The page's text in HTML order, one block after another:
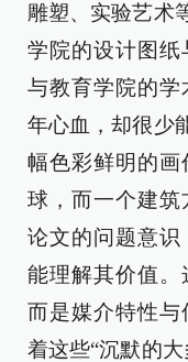
雕塑、实验艺术
学院的设计图纸
与教育学院的学
年心血，却很少
幅色彩鲜明的画
球，而一个建筑
论文的问题意识
能理解其价值。
而是媒介特性与
着这些“沉默的